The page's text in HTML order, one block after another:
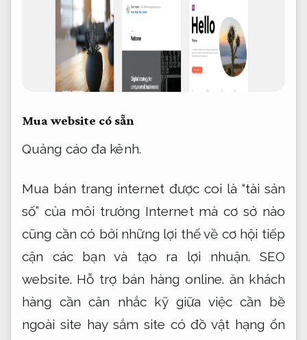
Mua website có sẵn
Quảng cáo đa kênh.
Mua bán trang internet được coi là “tài sản
số” của môi trường Internet mà cơ sở nào
cũng cần có bởi những lợi thế về cơ hội tiếp
cận các bạn và tạo ra lợi nhuận. SEO
website. Hỗ trợ bán hàng online. ăn khách
hàng cần cân nhắc kỹ giữa việc cần bề
ngoài site hay sắm site có đồ vật hạng ổn